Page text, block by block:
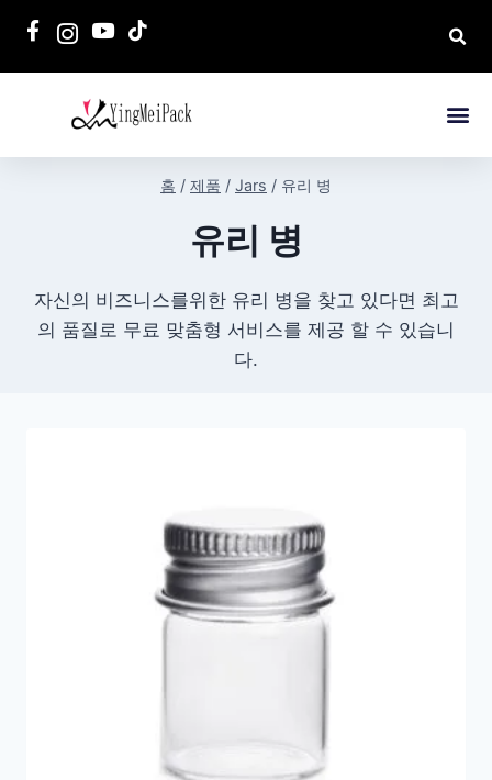
홈 / 제품 / Jars / 유리 병
유리 병
자신의 비즈니스를위한 유리 병을 찾고 있다면 최고
의 품질로 무료 맞춤형 서비스를 제공 할 수 있습니
다.